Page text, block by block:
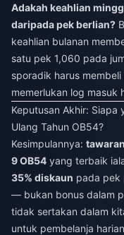
Adakah keahlian
daripada pek berlian?
keahlian bulanan
satu pek 1,060 pada
sporadik harus
memerlukan log masuk
Keputusan Akhir: Siapa
Ulang Tahun OB54?
Kesimpulannya:
9 OB54 yang terbaik
35% diskaun pada pek
— bukan bonus dalam
tidak sertakan dalam
untuk pembelanja